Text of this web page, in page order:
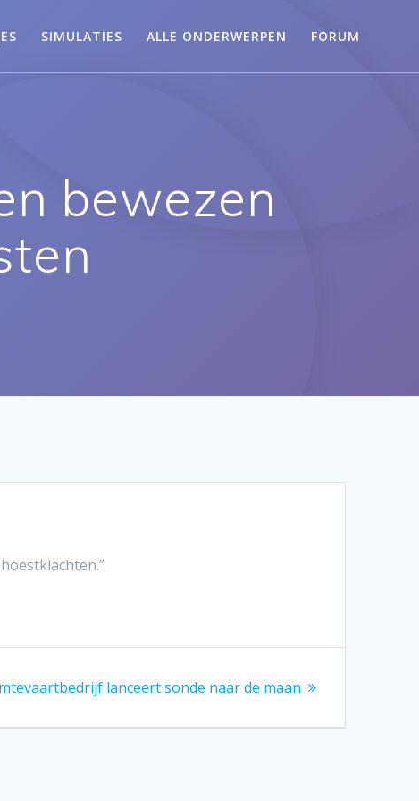
SIMULATIES ALLE ONDERWERPEN FORUM
bewezen
lanceert sonde naar de maan